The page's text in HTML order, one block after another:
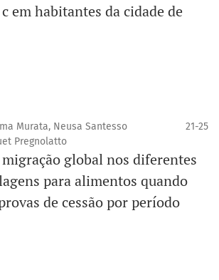
em habitantes da cidade de
Murata, Neusa Santesso
Pregnolatto
21-25
global nos diferentes
para alimentos quando
de cessão por período